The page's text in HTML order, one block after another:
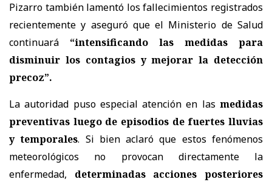
Pizarro también lamentó los fallecimientos registrados
recientemente y aseguró que el Ministerio de Salud
continuará “intensificando las medidas para
disminuir los contagios y mejorar la detección
precoz”.
La autoridad puso especial atención en las medidas
preventivas luego de episodios de fuertes lluvias
y temporales. Si bien aclaró que estos fenómenos
meteorológicos no provocan directamente la
enfermedad, determinadas acciones posteriores